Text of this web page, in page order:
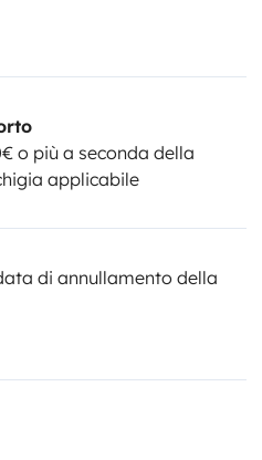
o più a seconda della
applicabile
di annullamento della